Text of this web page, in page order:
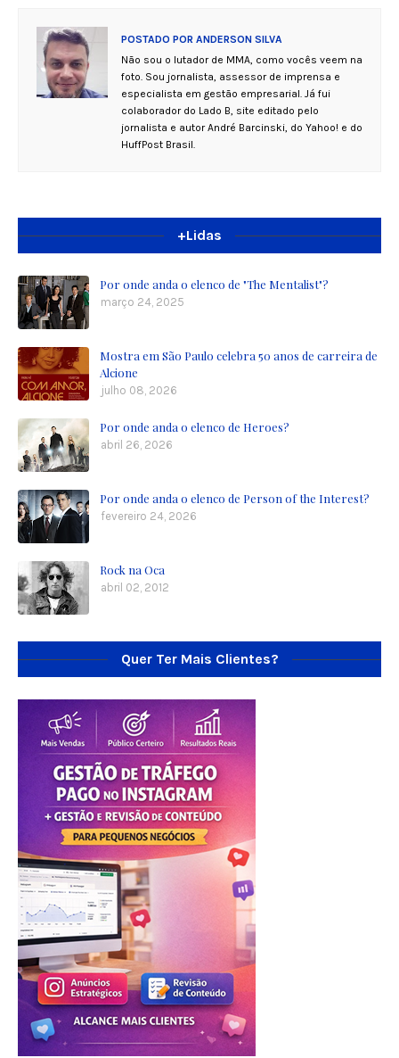
POSTADO POR ANDERSON SILVA
Não sou o lutador de MMA, como vocês veem na
foto. Sou jornalista, assessor de imprensa e
especialista em gestão empresarial. Já fui
colaborador do Lado B, site editado pelo
jornalista e autor André Barcinski, do Yahoo! e do
HuffPost Brasil.
+Lidas
Por onde anda o elenco de "The Mentalist"?
março 24, 2025
Mostra em São Paulo celebra 50 anos de carreira de
Alcione
julho 08, 2026
Por onde anda o elenco de Heroes?
abril 26, 2026
Por onde anda o elenco de Person of the Interest?
fevereiro 24, 2026
Rock na Oca
abril 02, 2012
Quer Ter Mais Clientes?